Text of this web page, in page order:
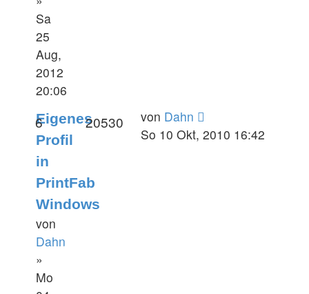
Sa
25
Aug,
2012
20:06
Eigenes
Profil
in
PrintFab
Windows
von
Dahn
»
Mo
6 20530 von Dahn
So 10 Okt, 2010 16:42